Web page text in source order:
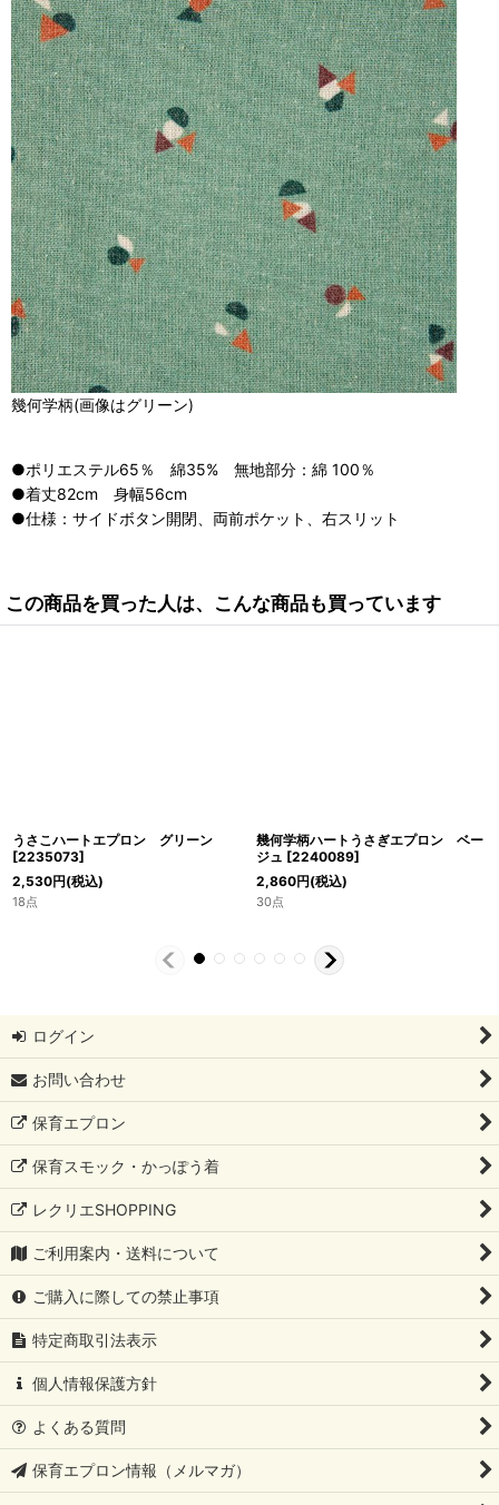
幾何学柄(画像はグリーン)
●ポリエステル65％ 綿35% 無地部分：綿 100％
●着丈82cm 身幅56cm
●仕様：サイドボタン開閉、両前ポケット、右スリット
この商品を買った人は、こんな商品も買っています
うさこハートエプロン グリーン
[2235073]
2,530円(税込)
18点
幾何学柄ハートうさぎエプロン ベー
ジュ [2240089]
2,860円(税込)
30点
ログイン
お問い合わせ
保育エプロン
保育スモック・かっぽう着
レクリエSHOPPING
ご利用案内・送料について
ご購入に際しての禁止事項
特定商取引法表示
個人情報保護方針
よくある質問
保育エプロン情報（メルマガ）